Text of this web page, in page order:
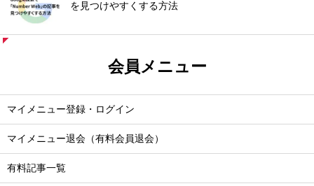
を見つけやすくする方法
会員メニュー
マイメニュー登録・ログイン
マイメニュー退会（有料会員退会）
有料記事一覧